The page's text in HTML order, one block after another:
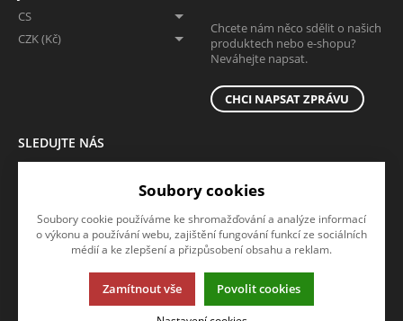
CS
CZK (Kč)
Chcete nám něco sdělit o našich
produktech nebo e-shopu?
Neváhejte napsat.
CHCI NAPSAT ZPRÁVU
SLEDUJTE NÁS
Tato stránka používá soubory cookies. Klikněte pro více informací.
Soubory cookies
Soubory cookie používáme ke shromažďování a analýze informací
o výkonu a používání webu, zajištění fungování funkcí ze sociálních
médií a ke zlepšení a přizpůsobení obsahu a reklam.
Zamítnout vše Povolit cookies